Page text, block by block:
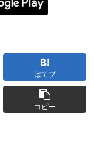
はてブ
コピー